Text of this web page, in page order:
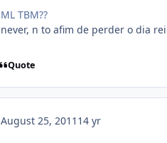
ML TBM??
never, n to afim de perder o dia
Quote
August 25, 2011 14 yr